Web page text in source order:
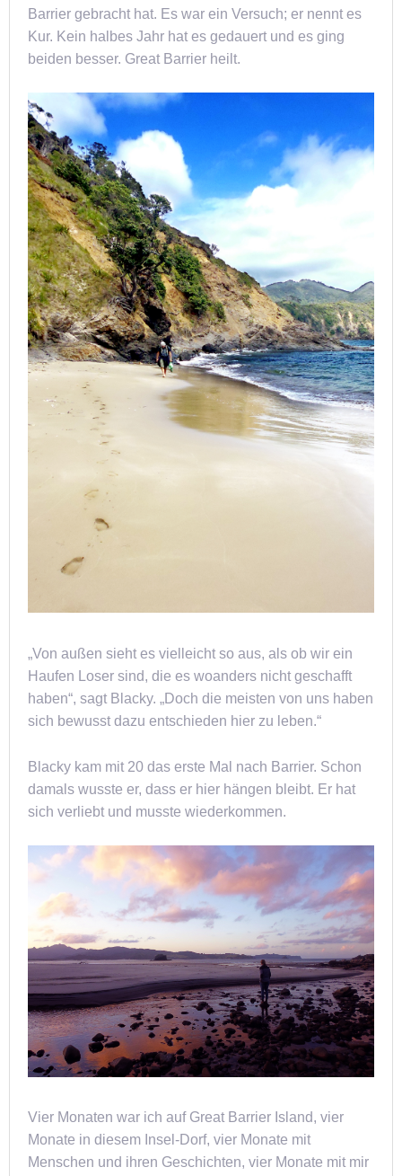
Barrier gebracht hat. Es war ein Versuch; er nennt es
Kur. Kein halbes Jahr hat es gedauert und es ging
beiden besser. Great Barrier heilt.
„Von außen sieht es vielleicht so aus, als ob wir ein
Haufen Loser sind, die es woanders nicht geschafft
haben“, sagt Blacky. „Doch die meisten von uns haben
sich bewusst dazu entschieden hier zu leben.“
Blacky kam mit 20 das erste Mal nach Barrier. Schon
damals wusste er, dass er hier hängen bleibt. Er hat
sich verliebt und musste wiederkommen.
Vier Monaten war ich auf Great Barrier Island, vier
Monate in diesem Insel-Dorf, vier Monate mit
Menschen und ihren Geschichten, vier Monate mit mir